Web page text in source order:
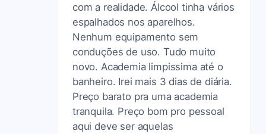
com a realidade. Álcool tinha vários
espalhados nos aparelhos.
Nenhum equipamento sem
conduções de uso. Tudo muito
novo. Academia limpissima até o
banheiro. Irei mais 3 dias de diária.
Preço barato pra uma academia
tranquila. Preço bom pro pessoal
aqui deve ser aquelas